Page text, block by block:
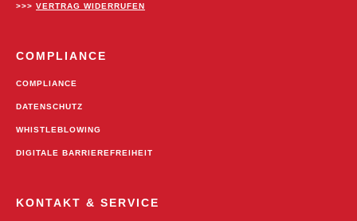
>>> VERTRAG WIDERRUFEN
COMPLIANCE
COMPLIANCE
DATENSCHUTZ
WHISTLEBLOWING
DIGITALE BARRIEREFREIHEIT
KONTAKT & SERVICE